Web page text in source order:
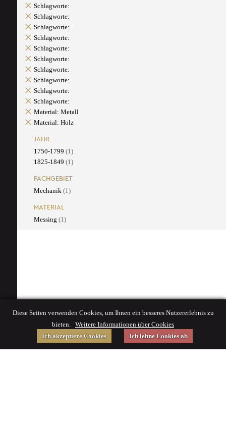
Schlagworte:
Schlagworte:
Schlagworte:
Schlagworte:
Schlagworte:
Schlagworte:
Schlagworte:
Schlagworte:
Schlagworte:
Schlagworte:
Material: Metall
Material: Holz
JAHR
1750-1799 (1)
1825-1849 (1)
FACHGEBIET
Mechanik (1)
MATERIAL
Messing (1)
Diese Seiten verwenden Cookies, um Ihnen ein besseres Nutzererlebnis zu
bieten. Weitere Informationen über Cookies
Ich akzeptiere Cookies
Ich lehne Cookies ab